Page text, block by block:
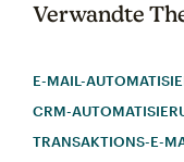
Verwandte
E-MAIL-
CRM-
TRANSAKTIONS-E-